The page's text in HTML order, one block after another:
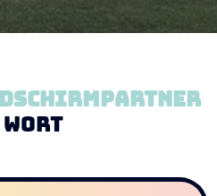
Wort